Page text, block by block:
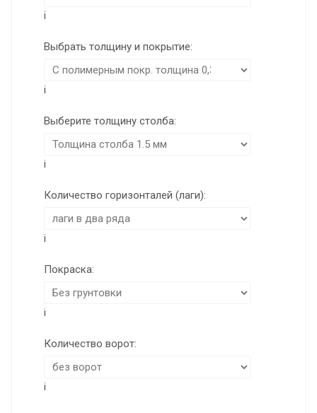
i
Выбрать толщину и покрытие:
i
Выберите толщину столба:
i
Количество горизонталей (лаги):
i
Покраска:
i
Количество ворот:
i